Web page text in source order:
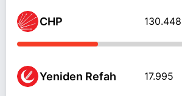
CHP 130.448
Yeniden Refah 17.995